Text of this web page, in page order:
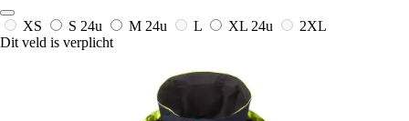
XS S 24u M 24u L XL 24u
2XL
Dit veld is verplicht